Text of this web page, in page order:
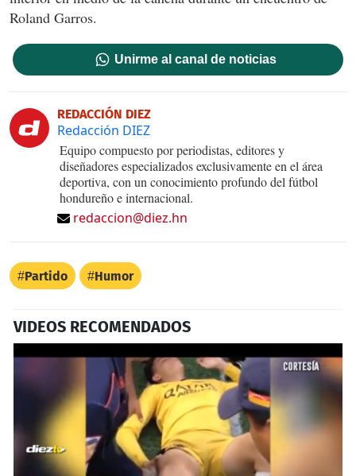
Roland Garros.
Unirme al canal de noticias
REDACCIÓN DIEZ
Redacción DIEZ
Equipo compuesto por periodistas, editores y
diseñadores especializados exclusivamente en el área
deportiva, con un conocimiento profundo del fútbol
hondureño e internacional.
redaccion@diez.hn
Partido Humor
VIDEOS RECOMENDADOS